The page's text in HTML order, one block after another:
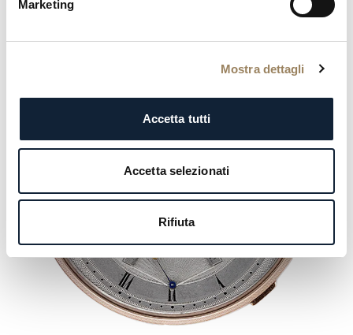
Marketing
Mostra dettagli
Accetta tutti
Accetta selezionati
Rifiuta